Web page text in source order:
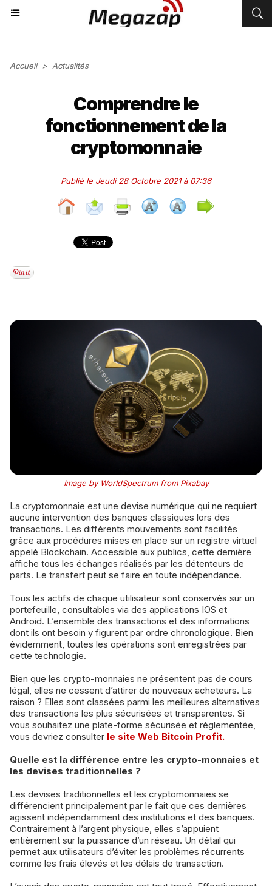
Accueil > Actualités
Comprendre le
fonctionnement de la
cryptomonnaie
Publié le Jeudi 28 Octobre 2021 à 07:36
Image by WorldSpectrum from Pixabay
La cryptomonnaie est une devise numérique qui ne requiert
aucune intervention des banques classiques lors des
transactions. Les différents mouvements sont facilités
grâce aux procédures mises en place sur un registre virtuel
appelé Blockchain. Accessible aux publics, cette dernière
affiche tous les échanges réalisés par les détenteurs de
parts. Le transfert peut se faire en toute indépendance.
Tous les actifs de chaque utilisateur sont conservés sur un
portefeuille, consultables via des applications IOS et
Android. L’ensemble des transactions et des informations
dont ils ont besoin y figurent par ordre chronologique. Bien
évidemment, toutes les opérations sont enregistrées par
cette technologie.
Bien que les crypto-monnaies ne présentent pas de cours
légal, elles ne cessent d’attirer de nouveaux acheteurs. La
raison ? Elles sont classées parmi les meilleures alternatives
des transactions les plus sécurisées et transparentes. Si
vous souhaitez une plate-forme sécurisée et réglementée,
vous devriez consulter le site Web Bitcoin Profit.
Quelle est la différence entre les crypto-monnaies et
les devises traditionnelles ?
Les devises traditionnelles et les cryptomonnaies se
différencient principalement par le fait que ces dernières
agissent indépendamment des institutions et des banques.
Contrairement à l’argent physique, elles s’appuient
entièrement sur la puissance d’un réseau. Un détail qui
permet aux utilisateurs d’éviter les problèmes récurrents
comme les frais élevés et les délais de transaction.